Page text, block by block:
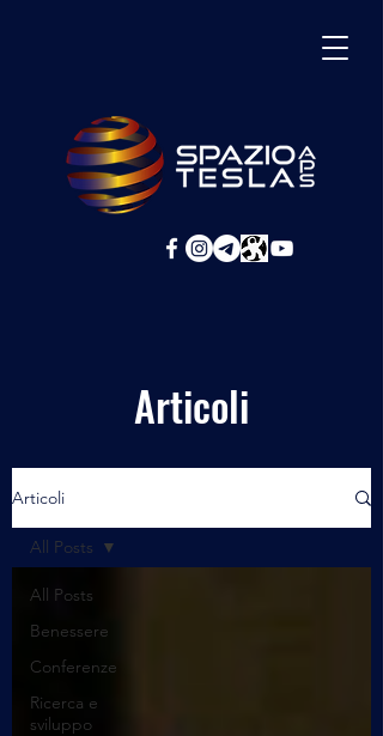
Articoli
Articoli
All Posts
Benessere
Conferenze
Ricerca e
sviluppo
All Posts